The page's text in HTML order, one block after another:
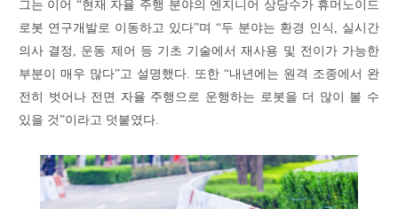
그는 이어 “현재 자율 주행 분야의 엔지니어 상당수가 휴머노이드
로봇 연구개발로 이동하고 있다”며 “두 분야는 환경 인식, 실시간
의사 결정, 운동 제어 등 기초 기술에서 재사용 및 전이가 가능한
부분이 매우 많다”고 설명했다. 또한 “내년에는 원격 조종에서 완
전히 벗어나 전면 자율 주행으로 운행하는 로봇을 더 많이 볼 수
있을 것”이라고 덧붙였다.